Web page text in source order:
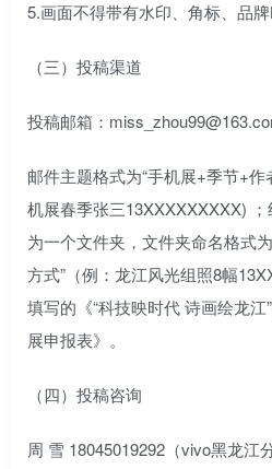
5.画面不得带有水印、角标、品牌
（三）投稿渠道
投稿邮箱：
邮件主题格式为“手机展+季节+
机展春季张三13XXXXXXXXX)
为一个文件夹，文件夹命名格式
方式”（例：龙江风光组照8幅
填写的《“科技映时代 诗画绘龙
展申报表》。
（四）投稿咨询
周 雪 18045019292（vivo黑龙江